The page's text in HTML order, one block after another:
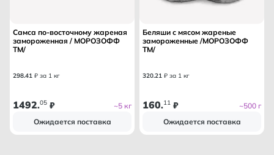
Самса по-восточному жареная
замороженная / МОРОЗОФФ
ТМ/
298.41 ₽ за 1 кг
1492.05 ₽
~5 кг
Ожидается поставка
Беляши с мясом жареные
замороженные /МОРОЗОФФ
ТМ/
320.21 ₽ за 1 кг
160.11 ₽
~500 г
Ожидается поставка